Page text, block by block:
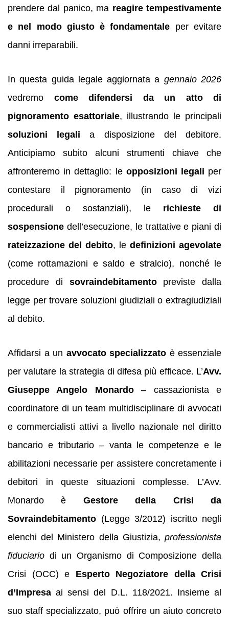
prendere dal panico, ma reagire tempestivamente
e nel modo giusto è fondamentale per evitare
danni irreparabili.
In questa guida legale aggiornata a gennaio 2026
vedremo come difendersi da un atto di
pignoramento esattoriale, illustrando le principali
soluzioni legali a disposizione del debitore.
Anticipiamo subito alcuni strumenti chiave che
affronteremo in dettaglio: le opposizioni legali per
contestare il pignoramento (in caso di vizi
procedurali o sostanziali), le richieste di
sospensione dell’esecuzione, le trattative e piani di
rateizzazione del debito, le definizioni agevolate
(come rottamazioni e saldo e stralcio), nonché le
procedure di sovraindebitamentopreviste dalla
legge per trovare soluzioni giudiziali o extragiudiziali
al debito.
Affidarsi a un avvocato specializzato è essenziale
per valutare la strategia di difesa più efficace. L’Avv.
Giuseppe Angelo Monardo– cassazionista e
coordinatore di un team multidisciplinare di avvocati
e commercialisti attivi a livello nazionale nel diritto
bancario e tributario – vanta le competenze e le
abilitazioni necessarie per assistere concretamente i
debitori in queste situazioni complesse. L’Avv.
Monardo è Gestore della Crisi da
Sovraindebitamento (Legge 3/2012) iscritto negli
elenchi del Ministero della Giustizia, professionista
fiduciario di un Organismo di Composizione della
Crisi (OCC) e Esperto Negoziatore della Crisi
d’Impresa ai sensi del D.L. 118/2021. Insieme al
suo staff specializzato, può offrire un aiuto concreto